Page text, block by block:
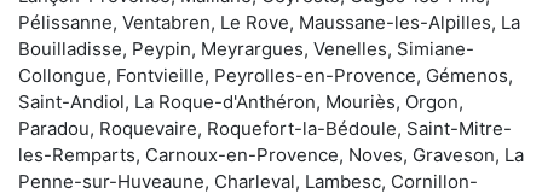
Pélissanne, Ventabren, Le Rove, Maussane-les-Alpilles, La
Bouilladisse, Peypin, Meyrargues, Venelles, Simiane-
Collongue, Fontvieille, Peyrolles-en-Provence, Gémenos,
Saint-Andiol, La Roque-d'Anthéron, Mouriès, Orgon,
Paradou, Roquevaire, Roquefort-la-Bédoule, Saint-Mitre-
les-Remparts, Carnoux-en-Provence, Noves, Graveson, La
Penne-sur-Huveaune, Charleval, Lambesc, Cornillon-